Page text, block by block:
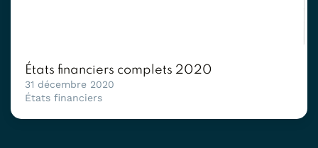
États financiers complets 2020
31 décembre 2020
États financiers